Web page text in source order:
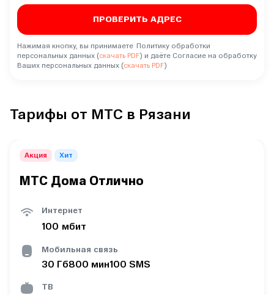
Нажимая кнопку, вы принимаете Политику обработки
персональных данных (скачать PDF) и даёте Согласие на обработку
Ваших персональных данных (скачать PDF)
Тарифы от МТС в Рязани
Хит
Акция
МТС Дома Отлично
Интернет
100 мбит
Мобильная связь
30 Гб800 мин100 SMS
ТВ